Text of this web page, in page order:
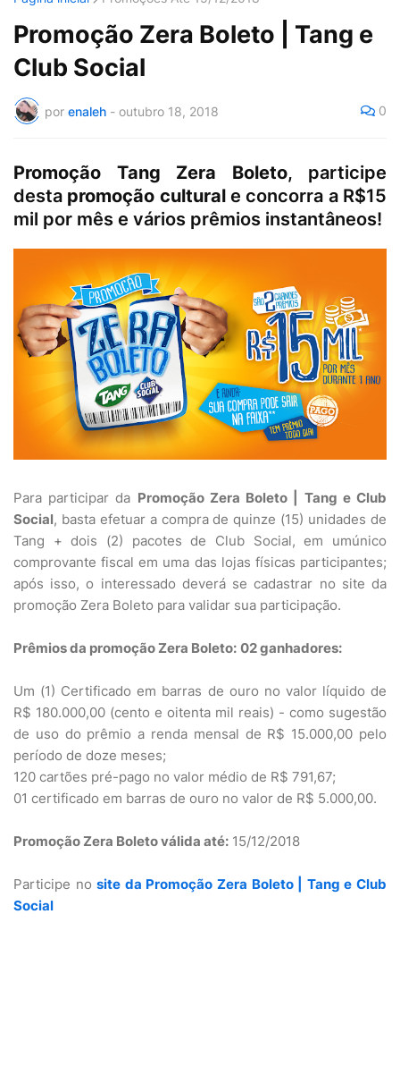
Promoção Zera Boleto | Tang e
Club Social
por enaleh - outubro 18, 2018 0
Promoção Tang Zera Boleto, participe
desta promoção culturale concorra a R$15
mil por mês e vários prêmios instantâneos!
Para participar da Promoção Zera Boleto | Tang e Club
Social, basta efetuar a compra de quinze (15) unidades de
Tang + dois (2) pacotes de Club Social, em umúnico
comprovante fiscal em uma das lojas físicas participantes;
após isso, o interessado deverá se cadastrar no site da
promoção Zera Boleto para validar sua participação.
Prêmios da promoção Zera Boleto: 02 ganhadores:
Um (1) Certificado em barras de ouro no valor líquido de
R$ 180.000,00 (cento e oitenta mil reais) - como sugestão
de uso do prêmio a renda mensal de R$ 15.000,00 pelo
período de doze meses;
120 cartões pré-pago no valor médio de R$ 791,67;
01 certificado em barras de ouro no valor de R$ 5.000,00.
Promoção Zera Boleto válida até: 15/12/2018
Participe nosite da Promoção Zera Boleto | Tang e Club
Social